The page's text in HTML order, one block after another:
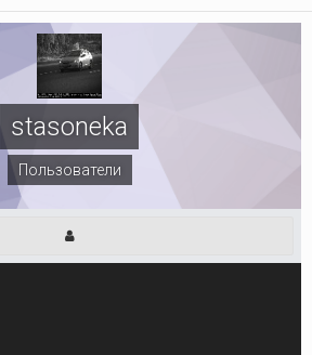
stasoneka
Пользователи